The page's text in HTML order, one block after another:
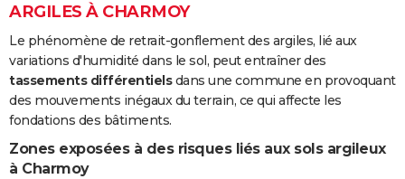
ARGILES À CHARMOY
Le phénomène de retrait-gonflement des argiles, lié aux
variations d'humidité dans le sol, peut entraîner des
tassements différentielsdans une commune en provoquant
des mouvements inégaux du terrain, ce qui affecte les
fondations des bâtiments.
Zones exposées à des risques liés aux sols argileux
à Charmoy